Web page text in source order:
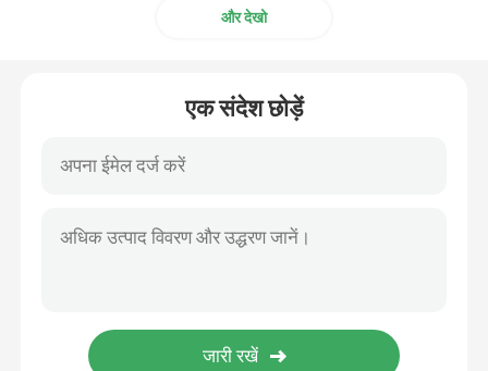
और देखो
एक संदेश छोड़ें